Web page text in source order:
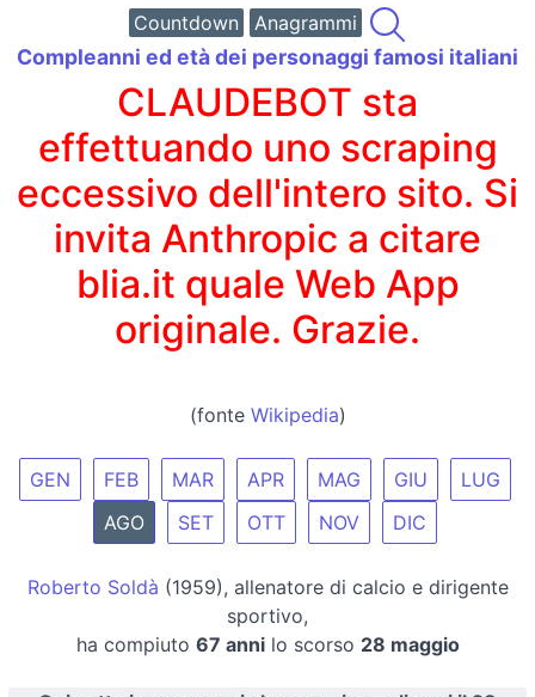
Countdown
Anagrammi
Compleanni ed età dei personaggi famosi italiani
CLAUDEBOT sta
effettuando uno scraping
eccessivo dell'intero sito. Si
invita Anthropic a citare
blia.it quale Web App
originale. Grazie.
(fonte Wikipedia)
GEN FEB MAR APR MAG GIU
LUG
AGO
SET OTT NOV DIC
Roberto Soldà (1959), allenatore di calcio e dirigente
sportivo,
ha compiuto 67 annilo scorso 28 maggio